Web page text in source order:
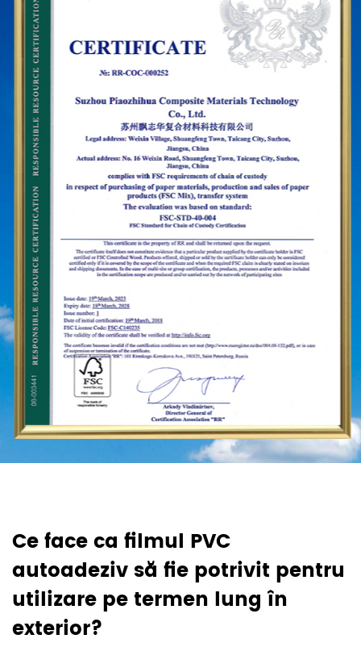
de Sud, Brazilia, Mexic, Rusia, Orientul Mijlociu. și
așa mai departe, acoperind Asia, Europa,
America, Africa și alte regiuni și au devenit un
furnizor stabil pe termen lung.
Ce face ca filmul PVC
autoadeziv să fie potrivit pentru
utilizare pe termen lung în
exterior?